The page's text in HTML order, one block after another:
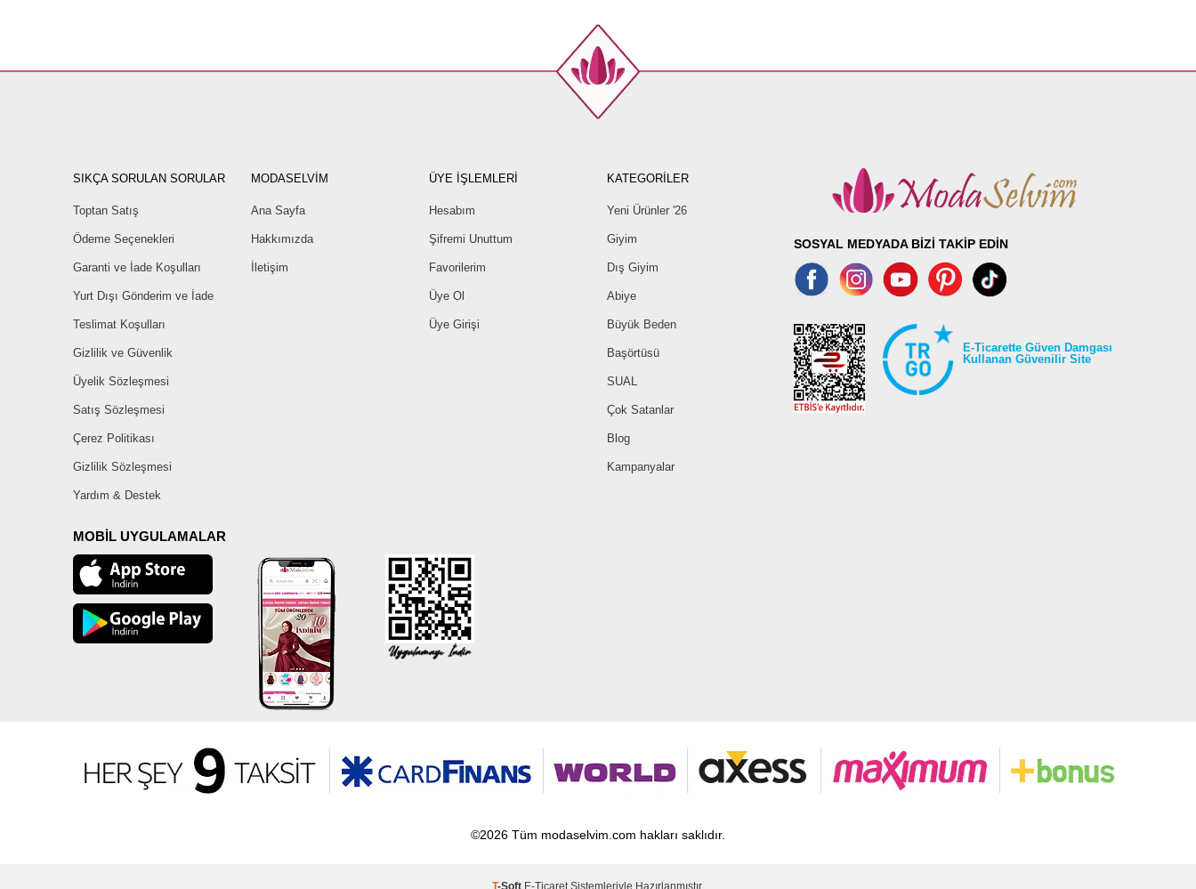
SIKÇA SORULAN SORULAR
Toptan Satış
Ödeme Seçenekleri
Garanti ve İade Koşulları
Yurt Dışı Gönderim ve İade
Teslimat Koşulları
Gizlilik ve Güvenlik
Üyelik Sözleşmesi
Satış Sözleşmesi
Çerez Politikası
Gizlilik Sözleşmesi
Yardım & Destek
MODASELVİM
Ana Sayfa
Hakkımızda
İletişim
ÜYE İŞLEMLERİ
Hesabım
Şifremi Unuttum
Favorilerim
Üye Ol
Üye Girişi
KATEGORİLER
Yeni Ürünler '26
Giyim
Dış Giyim
Abiye
Büyük Beden
Başörtüsü
SUAL
Çok Satanlar
Blog
Kampanyalar
MOBİL UYGULAMALAR
SOSYAL MEDYADA BİZİ TAKİP EDİN
E-Ticarette Güven Damgası
Kullanan Güvenilir Site
©2026 Tüm modaselvim.com hakları saklıdır.
T-Soft E-Ticaret Sistemleriyle Hazırlanmıştır.